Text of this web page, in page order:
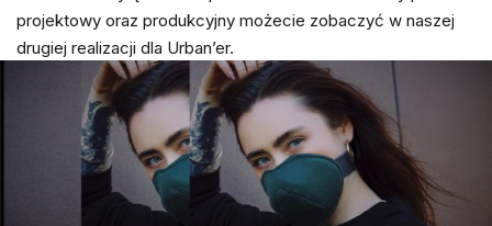
projektowy oraz produkcyjny możecie zobaczyć w naszej
drugiej realizacji dla Urban’er.